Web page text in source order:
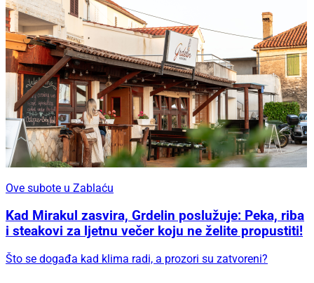
Ove subote u Zablaću
Kad Mirakul zasvira, Grdelin poslužuje: Peka, riba
i steakovi za ljetnu večer koju ne želite propustiti!
Što se događa kad klima radi, a prozori su zatvoreni?